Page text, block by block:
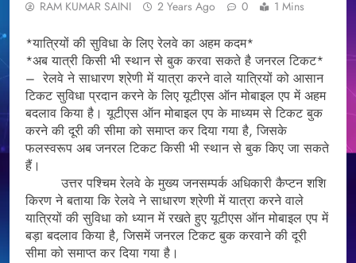
RAM KUMAR SAINI 2 Years Ago 0 1 Mins
*यात्रियों की सुविधा के लिए रेलवे का अहम कदम*
*अब यात्री किसी भी स्थान से बुक करवा सकते है जनरल टिकट*
– रेलवे ने साधारण श्रेणी में यात्रा करने वाले यात्रियों को आसान
टिकट सुविधा प्रदान करने के लिए यूटीएस ऑन मोबाइल एप में अहम
बदलाव किया है। यूटीएस ऑन मोबाइल एप के माध्यम से टिकट बुक
करने की दूरी की सीमा को समाप्त कर दिया गया है, जिसके
फलस्वरूप अब जनरल टिकट किसी भी स्थान से बुक किए जा सकते
हैं।
उत्तर पश्चिम रेलवे के मुख्य जनसम्पर्क अधिकारी कैप्टन शशि
किरण ने बताया कि रेलवे ने साधारण श्रेणी में यात्रा करने वाले
यात्रियों की सुविधा को ध्यान में रखते हुए यूटीएस ऑन मोबाइल एप में
बड़ा बदलाव किया है, जिसमें जनरल टिकट बुक करवाने की दूरी
सीमा को समाप्त कर दिया गया है।